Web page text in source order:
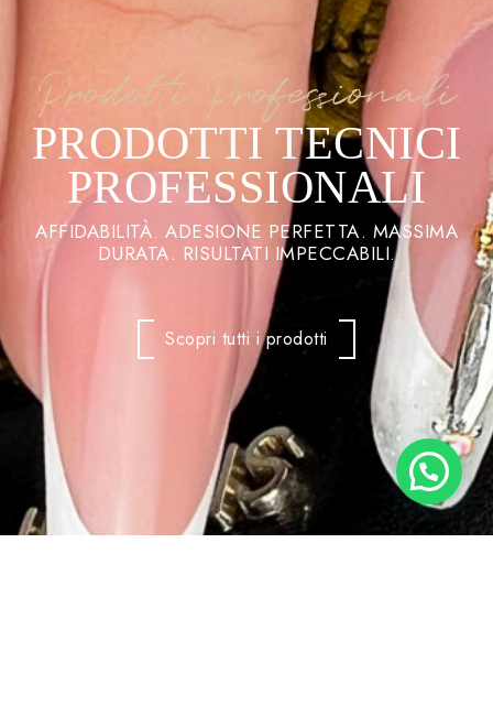
Prodotti Professionali
PRODOTTI TECNICI
PROFESSIONALI
AFFIDABILITÀ. ADESIONE PERFETTA. MASSIMA
DURATA. RISULTATI IMPECCABILI.
Scopri tutti i prodotti